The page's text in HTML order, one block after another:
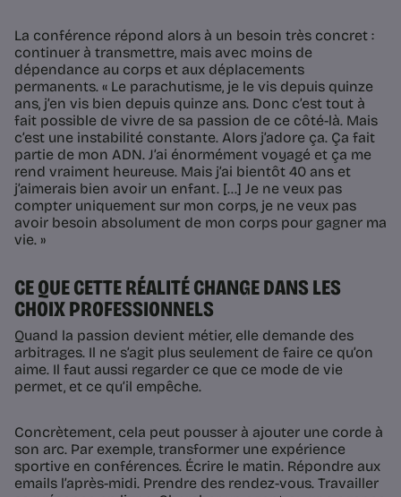
La conférence répond alors à un besoin très concret :
continuer à transmettre, mais avec moins de
dépendance au corps et aux déplacements
permanents. « Le parachutisme, je le vis depuis quinze
ans, j’en vis bien depuis quinze ans. Donc c’est tout à
fait possible de vivre de sa passion de ce côté-là. Mais
c’est une instabilité constante. Alors j’adore ça. Ça fait
partie de mon ADN. J’ai énormément voyagé et ça me
rend vraiment heureuse. Mais j’ai bientôt 40 ans et
j’aimerais bien avoir un enfant. [...] Je ne veux pas
compter uniquement sur mon corps, je ne veux pas
avoir besoin absolument de mon corps pour gagner ma
vie. »
CE QUE CETTE RÉALITÉ CHANGE DANS LES
CHOIX PROFESSIONNELS
Quand la passion devient métier, elle demande des
arbitrages. Il ne s’agit plus seulement de faire ce qu’on
aime. Il faut aussi regarder ce que ce mode de vie
permet, et ce qu’il empêche.
Concrètement, cela peut pousser à ajouter une corde à
son arc. Par exemple, transformer une expérience
sportive en conférences. Écrire le matin. Répondre aux
emails l’après-midi. Prendre des rendez-vous. Travailler